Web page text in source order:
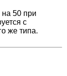
на 50 при
с
же типа.